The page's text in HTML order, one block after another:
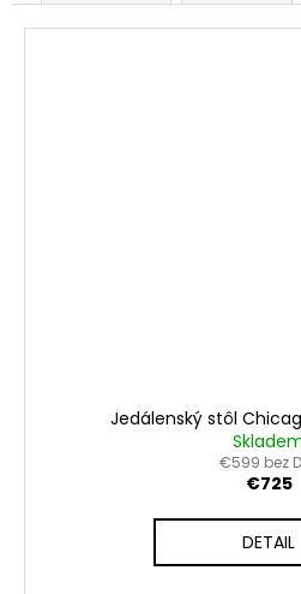
Jedálenský stôl
€599 bez
€725
DETAIL